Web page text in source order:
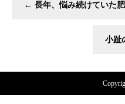
← 長年、悩み続けていた
小趾